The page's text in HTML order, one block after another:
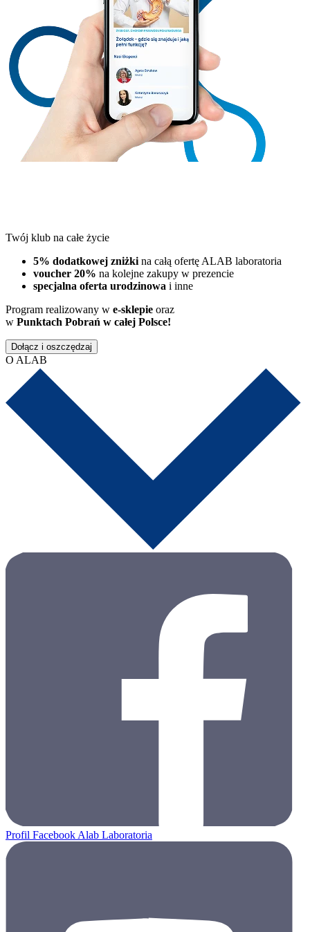
Twój klub na całe życie
5% dodatkowej zniżki na całą ofertę ALAB laboratoria
voucher 20% na kolejne zakupy w prezencie
specjalna oferta urodzinowa i inne
Program realizowany w e-sklepie oraz
w Punktach Pobrań w całej Polsce!
Dołącz i oszczędzaj
O ALAB
Profil Facebook Alab Laboratoria